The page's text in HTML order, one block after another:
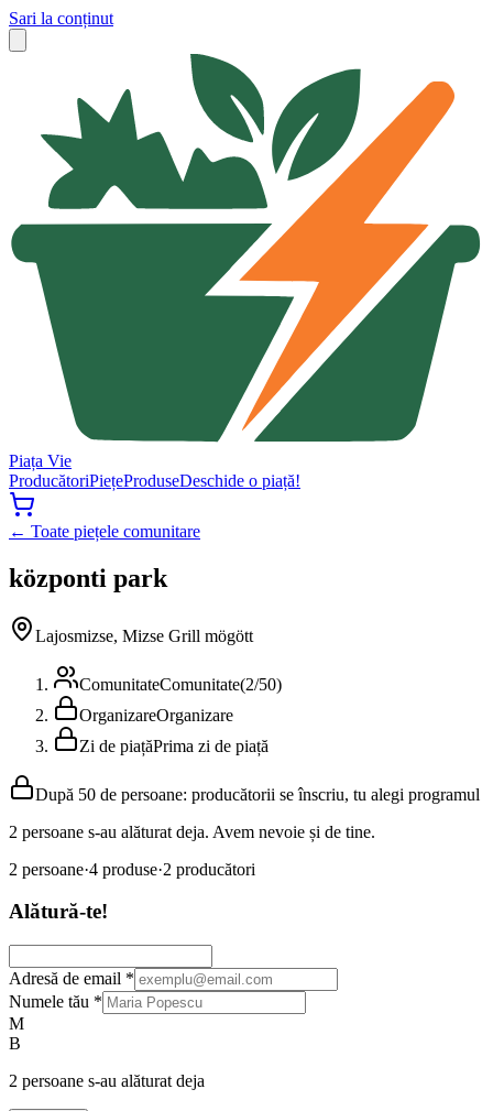
Sari la conținut
Piața Vie
ProducătoriPiețeProduseDeschide o piață!
← Toate piețele comunitare
központi park
Lajosmizse, Mizse Grill mögött
ComunitateComunitate(2/50)
OrganizareOrganizare
Zi de piațăPrima zi de piață
După 50 de persoane: producătorii se înscriu, tu alegi programul
2 persoane s-au alăturat deja. Avem nevoie și de tine.
2 persoane·4 produse·2 producători
Alătură-te!
Adresă de email *
Numele tău *
M
B
2 persoane s-au alăturat deja